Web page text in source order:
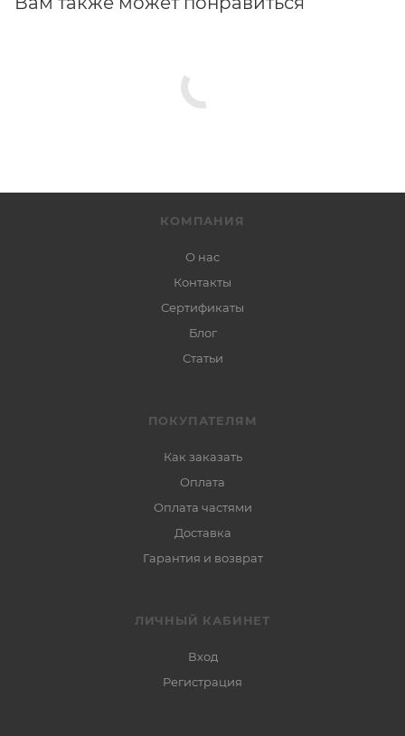
КОМПАНИЯ
О нас
Контакты
Сертификаты
Блог
Статьи
ПОКУПАТЕЛЯМ
Как заказать
Оплата
Оплата частями
Доставка
Гарантия и возврат
ЛИЧНЫЙ КАБИНЕТ
Вход
Регистрация